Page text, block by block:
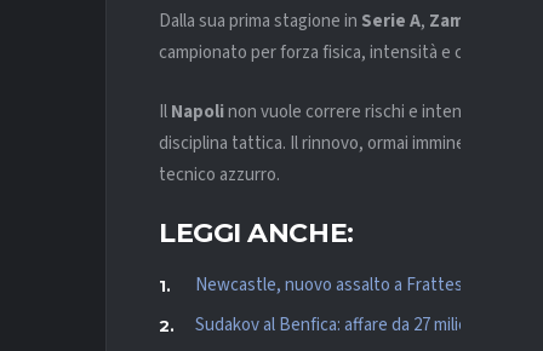
Dalla sua prima stagione in Serie A, Zambo
campionato per forza fisica, intensità e capacità di
IlNapolinon vuole correre rischi e intende
disciplina tattica. Il rinnovo, ormai imminente,
tecnico azzurro.
LEGGI ANCHE:
Newcastle, nuovo assalto a Frattesi: l’Inter
Sudakov al Benfica: affare da 27 milioni più